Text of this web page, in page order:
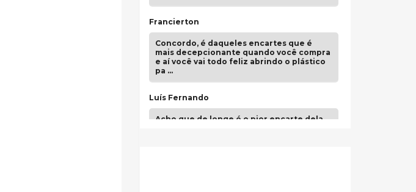
Francierton
Concordo, é daqueles encartes que é
mais decepcionante quando você compra
e aí você vai todo feliz abrindo o plástico
pa …
Luís Fernando
Acho que de longe é o pior encarte dela.